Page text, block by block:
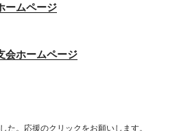
ームページ
会ホームページ
た。応援のクリックをお願いします。